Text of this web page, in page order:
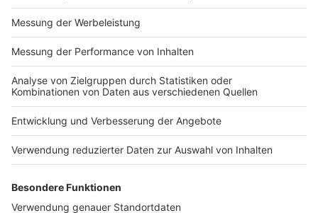
©Antenne Düsseldorf
Anzeige
Weitere Infos und Links zum Thema: